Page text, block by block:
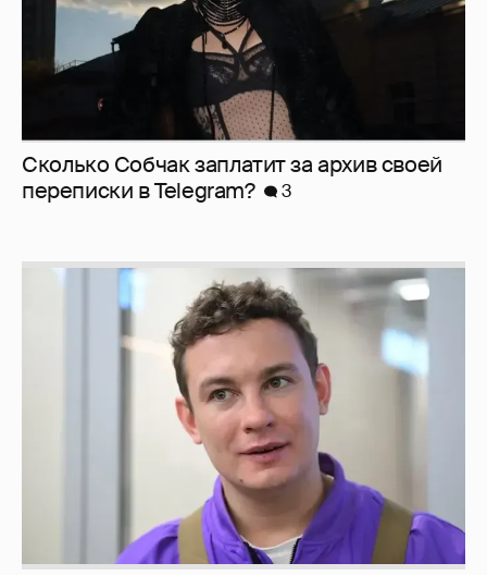
Сколько Собчак заплатит за архив своей
перeписки в Telegram?
3